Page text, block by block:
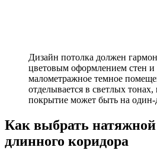
Дизайн потолка должен
цветовым оформлением стен и
малометражное темное
отделывается в светлых тонах,
покрытие может быть на один-
Как выбрать
длинного коридора